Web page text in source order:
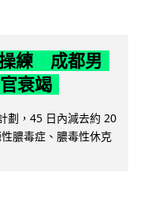
操練 成都男
衰竭
劃，45 日內減去約 20
膿毒症、膿毒性休克